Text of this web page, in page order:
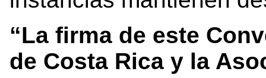
“La firma de este
de Costa Rica y la